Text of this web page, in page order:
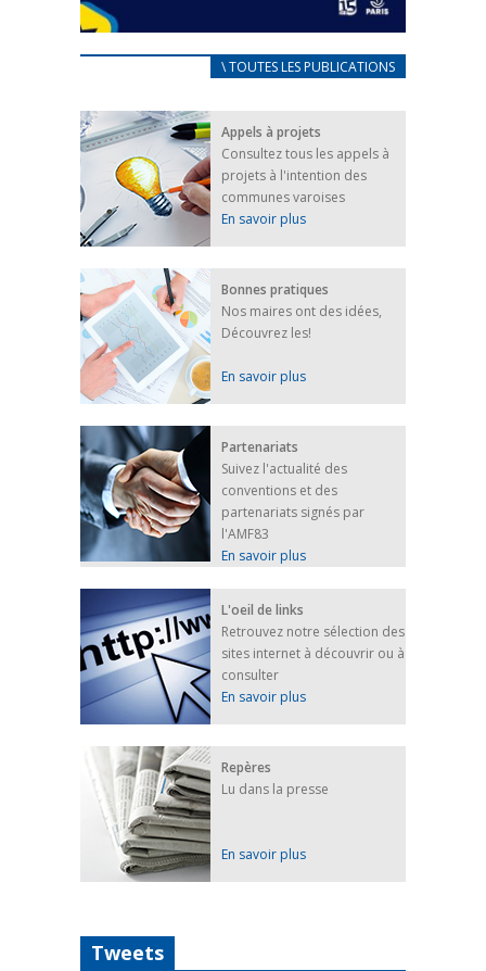
CARNET D’ACCUEIL
25 avril 2022
Afin d’accompagner au mieux les réfugiés
ukrainiens arrivés en France,...
FEUILLETER
\ TOUTES LES PUBLICATIONS
Appels à projets
Consultez tous les appels à
projets à l'intention des
communes varoises
En savoir plus
Bonnes pratiques
Nos maires ont des idées,
Découvrez les!
En savoir plus
Partenariats
Suivez l'actualité des
conventions et des
partenariats signés par
l'AMF83
En savoir plus
L'oeil de links
Retrouvez notre sélection des
sites internet à découvrir ou à
consulter
En savoir plus
Repères
Lu dans la presse
En savoir plus
Tweets